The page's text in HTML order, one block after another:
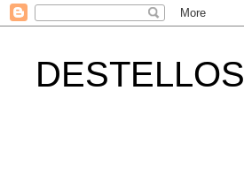
DESTELLOS